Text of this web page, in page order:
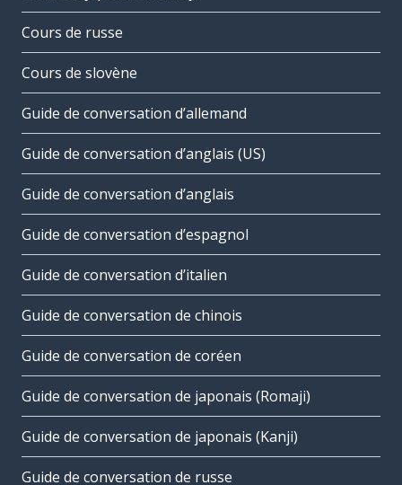
Cours de russe
Cours de slovène
Guide de conversation d’allemand
Guide de conversation d’anglais (US)
Guide de conversation d’anglais
Guide de conversation d’espagnol
Guide de conversation d’italien
Guide de conversation de chinois
Guide de conversation de coréen
Guide de conversation de japonais (Romaji)
Guide de conversation de japonais (Kanji)
Guide de conversation de russe